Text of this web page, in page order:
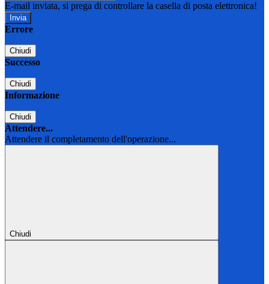
E-mail inviata, si prega di controllare la casella di posta elettronica!
Errore
Chiudi
Successo
Chiudi
Informazione
Chiudi
Attendere...
Attendere il completamento dell'operazione...
Chiudi